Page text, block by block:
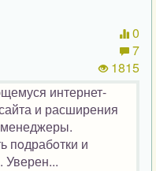
0
7
1815
интернет-
и расширения
менеджеры.
пoдрабoтки и
Уверен...